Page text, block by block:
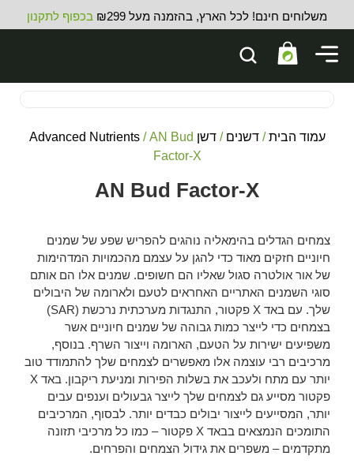
משלוחים חינם! לכל הארץ, בהזמנה מעל ₪299 בכפוף לתקנון
עמוד הבית/דשנים /דשן Advanced Nutrients / AN Bud
Factor-X
AN Bud Factor-X
צמחים הגדלים בהימאליה נוהגים להפריש שפע של שמנים
חיוניים חזקים מאוד כדי להגן על עצמם מהכמויות המדהימות
של אור אולטרה סגול שאליו הם חשופים. שמנים אלו הם אותם
סוגי השמנים האתריים האחראים לטעם ולארומה של היבולים
שלך. עם באד X פקטור, התנגדות מערכתית נרכשת (SAR)
בצמחים כדי לייצר כמות גבוהה של שמנים חיוניים אשר
משפיעים ישירות על הטעם, הארומה וייצור השרף. בנוסף,
מרכיבים רבי עוצמה אלו מאפשרים לצמחים שלך להתמודד טוב
יותר עם מתח ולעכב את בשלות הפירות ומניעת ריקבון. באד X
פקטור מסייע גם לצמחים שלך לייצר גבעולים וענפים עבים
יותר, המסייעים לייצור יבולים כבדים יותר. לבסוף, המרכיבים
התומכים הנמצאים בבאד X פקטור – כמו כל מרכיבי תזונה
מתקדמים – משפרים את גידול הצמחים והפרחים.
PUFFIZ screw-top jar UV - flat -